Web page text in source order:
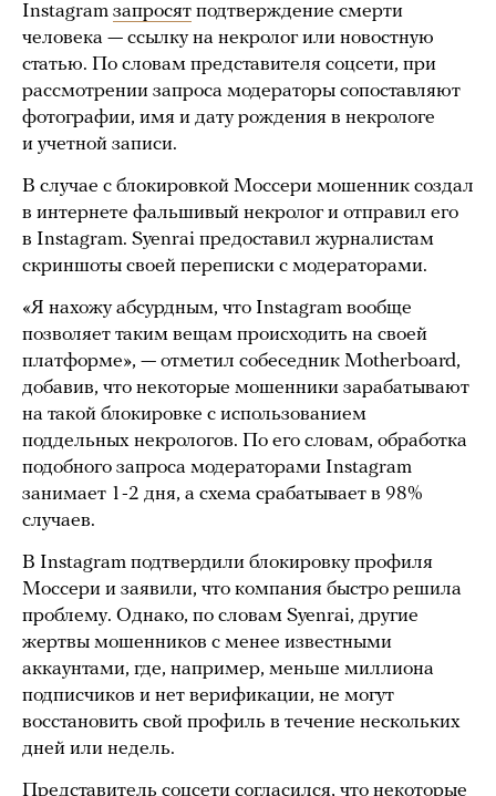
Instagram запросят подтверждение смерти
человека — ссылку на некролог или новостную
статью. По словам представителя соцсети, при
рассмотрении запроса модераторы сопоставляют
фотографии, имя и дату рождения в некрологе
и учетной записи.
В случае с блокировкой Моссери мошенник создал
в интернете фальшивый некролог и отправил его
в Instagram. Syenrai предоставил журналистам
скриншоты своей переписки с модераторами.
«Я нахожу абсурдным, что Instagram вообще
позволяет таким вещам происходить на своей
платформе», — отметил собеседник Motherboard,
добавив, что некоторые мошенники зарабатывают
на такой блокировке с использованием
поддельных некрологов. По его словам, обработка
подобного запроса модераторами Instagram
занимает 1-2 дня, а схема срабатывает в 98%
случаев.
В Instagram подтвердили блокировку профиля
Моссери и заявили, что компания быстро решила
проблему. Однако, по словам Syenrai, другие
жертвы мошенников с менее известными
аккаунтами, где, например, меньше миллиона
подписчиков и нет верификации, не могут
восстановить свой профиль в течение нескольких
дней или недель.
Представитель соцсети согласился, что некоторые